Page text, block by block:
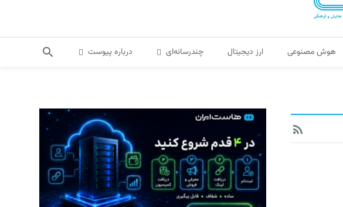
هوش مصنوعی ارز دیجیتال چندرسانه‌ای درباره پیوست